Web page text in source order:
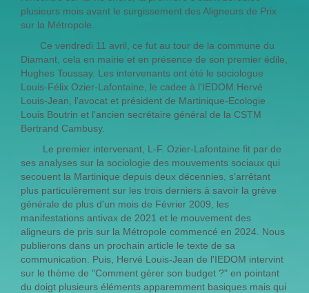
plusieurs mois avant le surgissement des Aligneurs de Prix
sur la Métropole.
Ce vendredi 11 avril, ce fut au tour de la commune du
Diamant, cela en mairie et en présence de son premier édile,
Hughes Toussay. Les intervenants ont été le sociologue
Louis-Félix Ozier-Lafontaine, le cadee à l'IEDOM Hervé
Louis-Jean, l'avocat et président de Martinique-Ecologie
Louis Boutrin et l'ancien secrétaire général de la CSTM
Bertrand Cambusy.
Le premier intervenant, L-F. Ozier-Lafontaine fit par de
ses analyses sur la sociologie des mouvements sociaux qui
secouent la Martinique depuis deux décennies, s'arrêtant
plus particulèrement sur les trois derniers à savoir la grève
générale de plus d'un mois de Février 2009, les
manifestations antivax de 2021 et le mouvement des
aligneurs de pris sur la Métropole commencé en 2024. Nous
publierons dans un prochain article le texte de sa
communication. Puis, Hervé Louis-Jean de l'IEDOM intervint
sur le thème de "Comment gérer son budget ?" en pointant
du doigt plusieurs éléments apparemment basiques mais qui